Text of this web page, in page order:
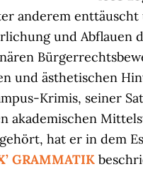
anderem enttäuscht
und Abflauen
und ästhetischen
Krimis, seiner
akademischen
hat er in dem
GRAMMATIK